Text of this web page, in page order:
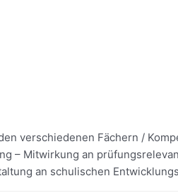
verschiedenen Fächern /
– Mitwirkung an
an schulischen